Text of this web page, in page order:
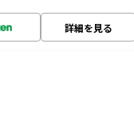
詳細を見る